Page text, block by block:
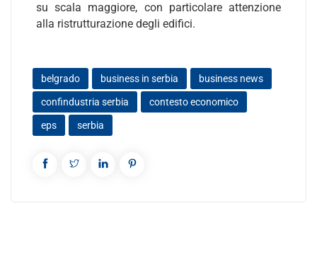
su scala maggiore, con particolare attenzione
alla ristrutturazione degli edifici.
belgrado business in serbia business news
confindustria serbia contesto economico
eps serbia